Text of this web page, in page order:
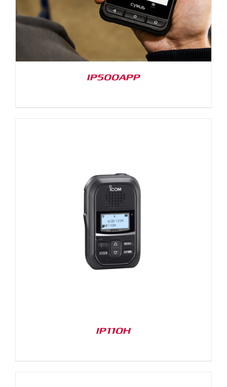
IP500APP
IP110H